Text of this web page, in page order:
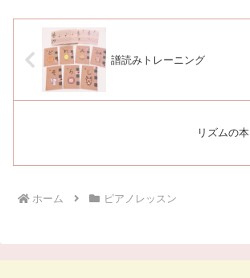
譜読みトレーニング
リズムの本
ホーム ピアノレッスン